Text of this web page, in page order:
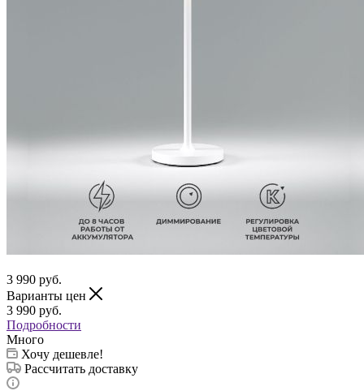
3 990 руб.
Варианты цен
3 990 руб.
Подробности
Много
Хочу дешевле!
Рассчитать доставку